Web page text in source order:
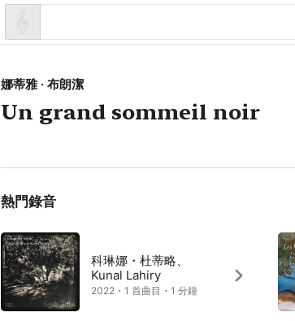
娜蒂雅 · 布朗潔
Un grand sommeil noir
熱門錄音
科琳娜・杜蒂略、
Kunal Lahiry
2022・1 首曲目・1 分鐘